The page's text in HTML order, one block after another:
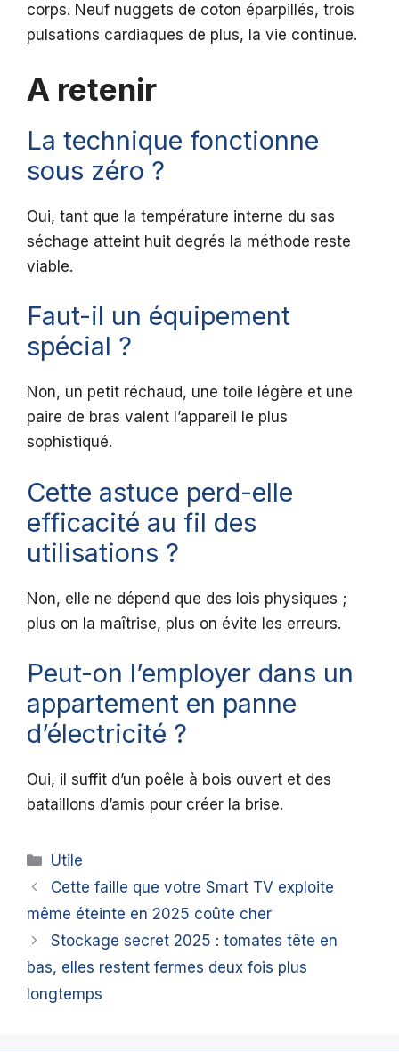
corps. Neuf nuggets de coton éparpillés, trois
pulsations cardiaques de plus, la vie continue.
A retenir
La technique fonctionne
sous zéro ?
Oui, tant que la température interne du sas
séchage atteint huit degrés la méthode reste
viable.
Faut-il un équipement
spécial ?
Non, un petit réchaud, une toile légère et une
paire de bras valent l’appareil le plus
sophistiqué.
Cette astuce perd-elle
efficacité au fil des
utilisations ?
Non, elle ne dépend que des lois physiques ;
plus on la maîtrise, plus on évite les erreurs.
Peut-on l’employer dans un
appartement en panne
d’électricité ?
Oui, il suffit d’un poêle à bois ouvert et des
bataillons d’amis pour créer la brise.
Catégories
Utile
Cette faille que votre Smart TV exploite
même éteinte en 2025 coûte cher
Stockage secret 2025 : tomates tête en
bas, elles restent fermes deux fois plus
longtemps